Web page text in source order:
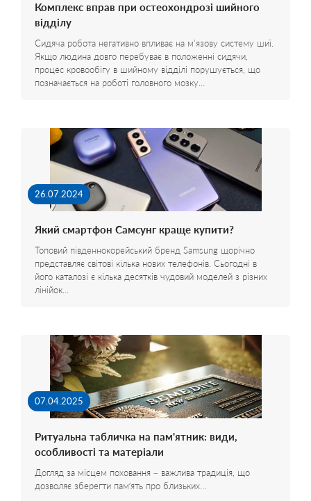
Комплекс вправ при остеохондрозі шийного
відділу
Сидяча робота негативно впливає на м'язову систему шиї.
Якщо людина довго перебуває в положенні сидячи,
процес кровообігу в шийному відділі порушується, що
позначається на роботі головного мозку…
26.07.2024
Який смартфон Самсунг краще купити?
Топовий південнокорейський бренд Samsung щорічно
представляє світові кілька нових телефонів. Сьогодні в
його каталозі є кілька десятків чудовий моделей з різних
лінійок…
07.04.2025
Ритуальна табличка на пам'ятник: види,
особливості та матеріали
Догляд за місцем поховання – важлива традиція, що
дозволяє зберегти пам’ять про близьких…